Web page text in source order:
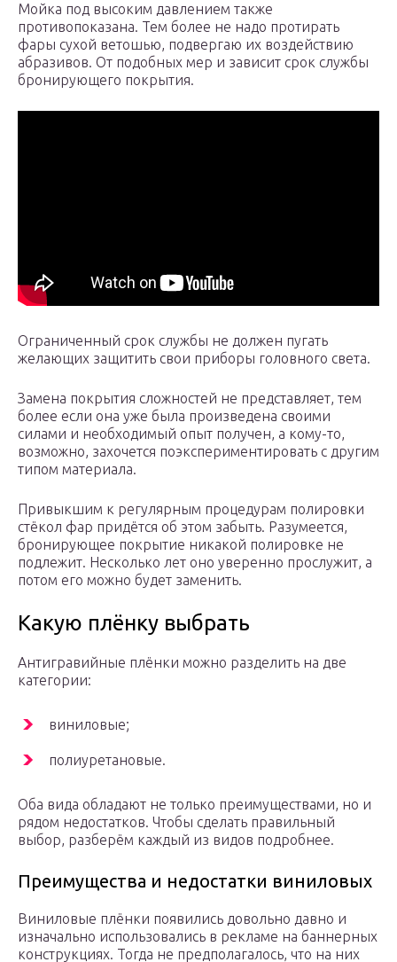
Мойка под высоким давлением также
противопоказана. Тем более не надо протирать
фары сухой ветошью, подвергаю их воздействию
абразивов. От подобных мер и зависит срок службы
бронирующего покрытия.
Ограниченный срок службы не должен пугать
желающих защитить свои приборы головного света.
Замена покрытия сложностей не представляет, тем
более если она уже была произведена своими
силами и необходимый опыт получен, а кому-то,
возможно, захочется поэкспериментировать с другим
типом материала.
Привыкшим к регулярным процедурам полировки
стёкол фар придётся об этом забыть. Разумеется,
бронирующее покрытие никакой полировке не
подлежит. Несколько лет оно уверенно прослужит, а
потом его можно будет заменить.
Какую плёнку выбрать
Антигравийные плёнки можно разделить на две
категории:
виниловые;
полиуретановые.
Оба вида обладают не только преимуществами, но и
рядом недостатков. Чтобы сделать правильный
выбор, разберём каждый из видов подробнее.
Преимущества и недостатки виниловых
Виниловые плёнки появились довольно давно и
изначально использовались в рекламе на баннерных
конструкциях. Тогда не предполагалось, что на них